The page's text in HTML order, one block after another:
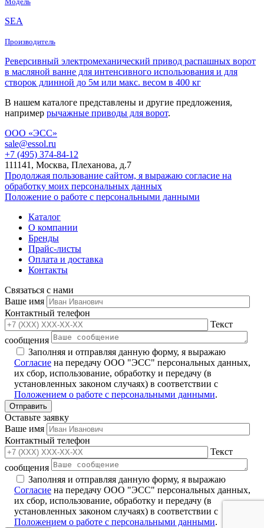
SEA
Производитель
Реверсивный электромеханический привод распашных ворот
в масляной ванне для интенсивного использования и для
створок длинной до 5м или макс. весом в 400 кг
В нашем каталоге представлены и другие предложения,
например рычажные приводы для ворот.
ООО «ЭСС»
sale@essol.ru
+7 (495) 374-84-12
111141, Москва, Плеханова, д.7
Продолжая пользование сайтом, я выражаю согласие на
обработку моих персональных данных
Положение о работе с персональными данными
Каталог
О компании
Бренды
Прайс-листы
Оплата и доставка
Контакты
Связаться с нами
Ваше имя
Контактный телефон
Текст
сообщения
Заполняя и отправляя данную форму, я выражаю
Согласие на передачу ООО "ЭСС" персональных данных,
их сбор, использование, обработку и передачу (в
установленных законом случаях) в соответствии с
Положением о работе с персональными данными.
Оставьте заявку
Ваше имя
Контактный телефон
Текст
сообщения
Заполняя и отправляя данную форму, я выражаю
Согласие на передачу ООО "ЭСС" персональных данных,
их сбор, использование, обработку и передачу (в
установленных законом случаях) в соответствии с
Положением о работе с персональными данными.